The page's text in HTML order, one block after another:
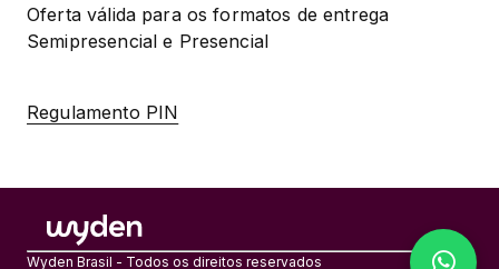
Oferta válida para os formatos de entrega
Semipresencial e Presencial
Regulamento PIN
Wyden Brasil - Todos os direitos reservados